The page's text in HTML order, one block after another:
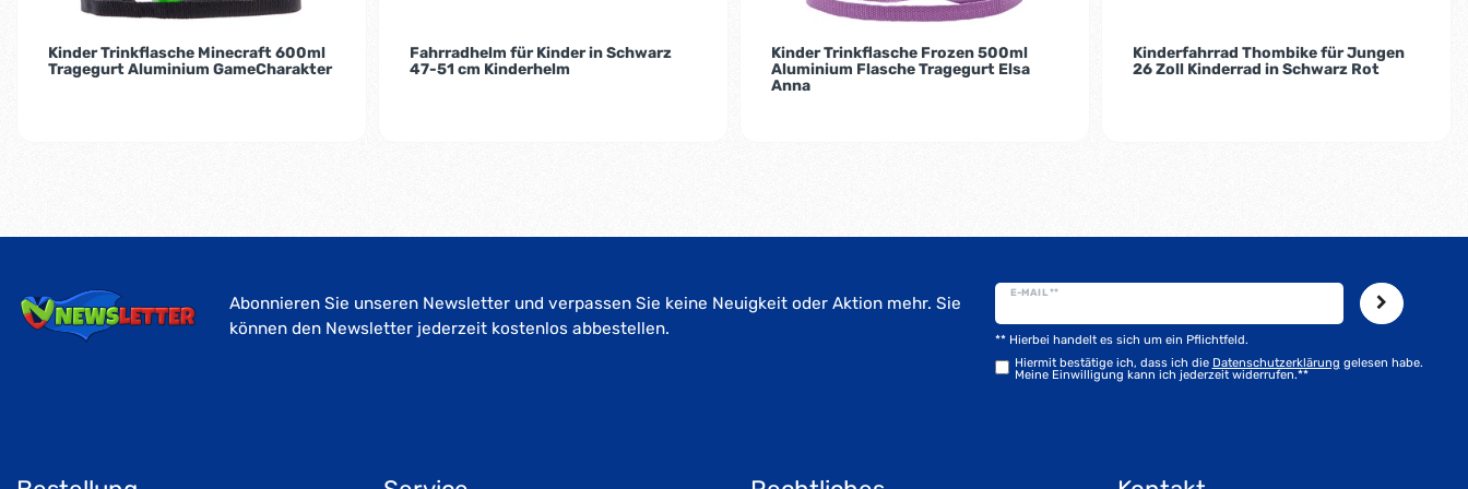
Kinder Trinkflasche Minecraft 600ml
Tragegurt Aluminium GameCharakter
Fahrradhelm für Kinder in Schwarz
47-51 cm Kinderhelm
Kinder Trinkflasche Frozen 500ml
Aluminium Flasche Tragegurt Elsa
Anna
Kinderfahrrad Thombike für Jungen
26 Zoll Kinderrad in Schwarz Rot
Abonnieren Sie unseren Newsletter und verpassen Sie keine Neuigkeit oder Aktion mehr. Sie
können den Newsletter jederzeit kostenlos abbestellen.
E-MAIL **
Hiermit bestätige ich, dass ich die Daten­schutz­erklärung gelesen habe.
Meine Einwilligung kann ich jederzeit widerrufen.**
** Hierbei handelt es sich um ein Pflichtfeld.